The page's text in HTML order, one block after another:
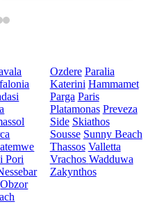
Pori
Obzor
Ozdere Paralia
Katerini Hammamet
Parga Paris
Platamonas Preveza
Side Skiathos
Sousse Sunny Beach
Thassos Valletta
Vrachos Wadduwa
Zakynthos